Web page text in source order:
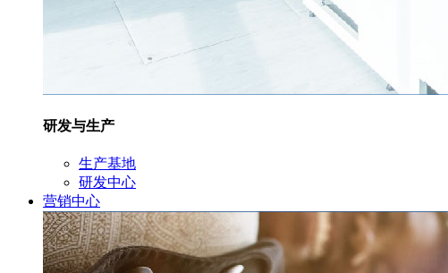
研发与生产
生产基地
研发中心
营销中心